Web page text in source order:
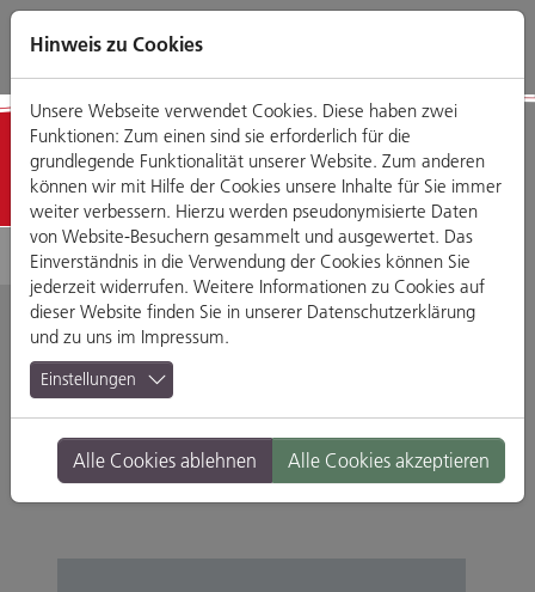
Direkt
zum
Zum
Hauptmenü
Zum
Footermenü
Zur
Website-
Detailansicht
Afroculture
Obermünsterstr. 3, 93047 Regensburg
Branche:Dienstleistungen
Standort: Altstadt
Hinweis zu Cookies
Unsere Webseite verwendet Cookies. Diese haben zwei
Funktionen: Zum einen sind sie erforderlich für die
grundlegende Funktionalität unserer Website. Zum anderen
können wir mit Hilfe der Cookies unsere Inhalte für Sie immer
weiter verbessern. Hierzu werden pseudonymisierte Daten
von Website-Besuchern gesammelt und ausgewertet. Das
Einverständnis in die Verwendung der Cookies können Sie
jederzeit widerrufen. Weitere Informationen zu Cookies auf
dieser Website finden Sie in unserer Datenschutzerklärung
und zu uns im Impressum.
Einstellungen
Alle Cookies ablehnen Alle Cookies akzeptieren